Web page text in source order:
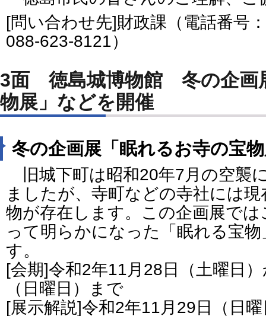
[問い合わせ先]財政課（電話番号
088-623-8121）
3面 徳島城博物館 冬の企画
物展」などを開催
冬の企画展「眠れるお寺の宝
旧城下町は昭和20年7月の空襲
ましたが、寺町などの寺社には
物が存在します。この企画展で
って明らかになった「眠れる宝
す。
[会期]令和2年11月28日（土曜日
（日曜日）まで
[展示解説]令和2年11月29日（日